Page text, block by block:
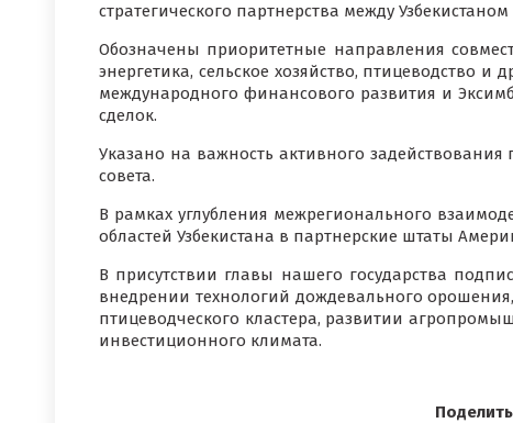
стратегического партнерства между
Обозначены приоритетные направления
энергетика, сельское хозяйство, птицеводство
международного финансового развития и
сделок.
Указано на важность активного
совета.
В рамках углубления межрегионального
областей Узбекистана в партнерские штаты
В присутствии главы нашего государства
внедрении технологий дождевального
птицеводческого кластера, развитии
инвестиционного климата.